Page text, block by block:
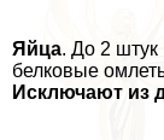
Яйца. До 2 штук
белковые
Исключают из